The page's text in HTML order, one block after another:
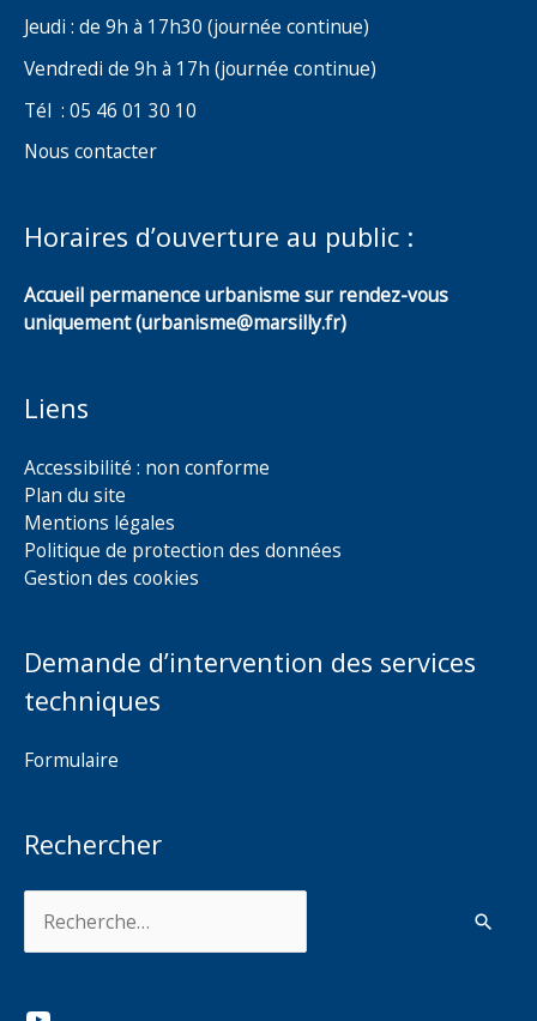
Jeudi : de 9h à 17h30 (journée continue)
Vendredi de 9h à 17h (journée continue)
Tél : 05 46 01 30 10
Nous contacter
Horaires d’ouverture au public :
Accueil permanence urbanisme sur rendez-vous
uniquement (urbanisme@marsilly.fr)
Liens
Accessibilité : non conforme
Plan du site
Mentions légales
Politique de protection des données
Gestion des cookies
Demande d’intervention des services
techniques
Formulaire
Rechercher